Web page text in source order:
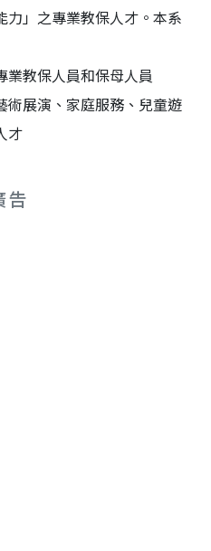
力」之專業教保人才。本系
業教保人員和保母人員
術展演、家庭服務、兒童遊
才
告